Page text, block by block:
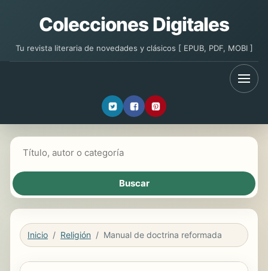
Colecciones Digitales
Tu revista literaria de novedades y clásicos [ EPUB, PDF, MOBI ]
Inicio Religión Manual de doctrina reformada